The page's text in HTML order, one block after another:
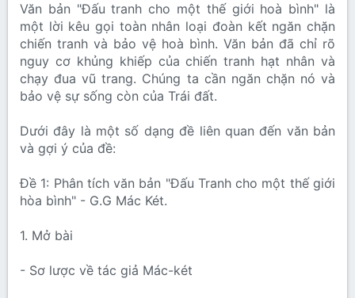
Văn bản "Đấu tranh cho một thế giới hoà bình" là
một lời kêu gọi toàn nhân loại đoàn kết ngăn chặn
chiến tranh và bảo vệ hoà bình. Văn bản đã chỉ rõ
nguy cơ khủng khiếp của chiến tranh hạt nhân và
chạy đua vũ trang. Chúng ta cần ngăn chặn nó và
bảo vệ sự sống còn của Trái đất.
Dưới đây là một số dạng đề liên quan đến văn bản
và gợi ý của đề:
Đề 1: Phân tích văn bản "Đấu Tranh cho một thế giới
hòa bình" - G.G Mác Két.
1. Mở bài
- Sơ lược về tác giả Mác-két